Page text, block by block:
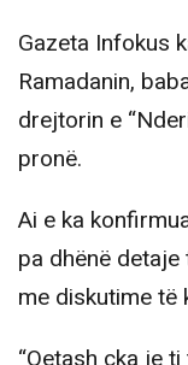
Gazeta Infokus
Ramadanin,
drejtorin e
pronë.
Ai e ka
pa dhënë
me diskutime të